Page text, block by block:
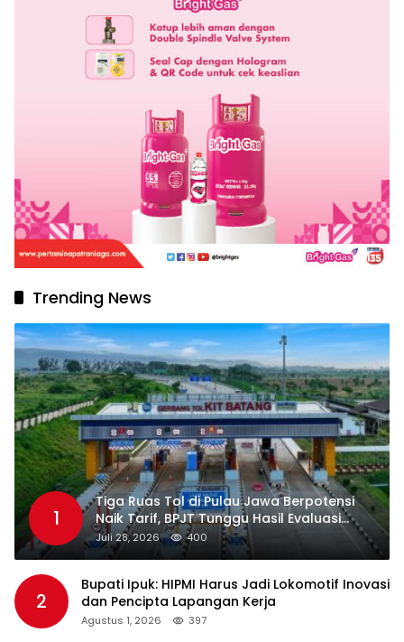
Trending News
1
Tiga Ruas Tol di Pulau Jawa Berpotensi
Naik Tarif, BPJT Tunggu Hasil Evaluasi
Standar Pelayanan
Juli 28, 2026 400
2
Bupati Ipuk: HIPMI Harus Jadi Lokomotif Inovasi
dan Pencipta Lapangan Kerja
Agustus 1, 2026 397